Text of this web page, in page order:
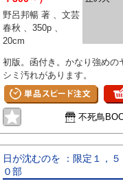
野呂邦暢 著 、文芸
春秋 、350p 、
20cm
初版。函付き。かなり強めの
シミ汚れがあります。
不死鳥
日が沈むのを ：限定１，５
０部